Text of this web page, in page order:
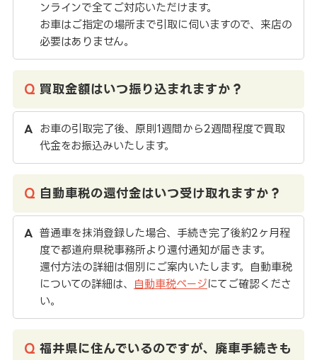
ンラインで全てご対応いただけます。
お車はご指定の場所まで引取に伺いますので、来店の
必要はありません。
買取金額はいつ振り込まれますか？
お車の引取完了後、原則1週間から2週間程度で買取
代金をお振込みいたします。
自動車税の還付金はいつ受け取れますか？
普通車を抹消登録した場合、手続き完了後約2ヶ月程
度で都道府県税事務所より還付通知が届きます。
還付方法の詳細は個別にご案内いたします。自動車税
についての詳細は、
自動車税ページにてご確認くださ
い。
福井県に住んでいるのですが、廃車手続きも